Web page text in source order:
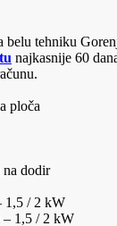
belu tehniku
najkasnije 60
ploča
na dodir
1,5 / 2 kW
– 1,5 / 2 kW